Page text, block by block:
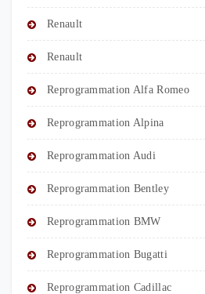
Renault
Renault
Reprogrammation Alfa Romeo
Reprogrammation Alpina
Reprogrammation Audi
Reprogrammation Bentley
Reprogrammation BMW
Reprogrammation Bugatti
Reprogrammation Cadillac